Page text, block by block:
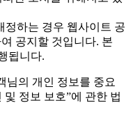
정하는 경우 웹사이트 공
공지할 것입니다. 본
됩니다.
님의 개인 정보를 중요
정보 보호”에 관한 법